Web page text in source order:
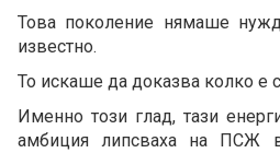
Това поколение нямаше
известно.
То искаше да доказва колко е
Именно този глад, тази
амбиция липсваха на ПСЖ